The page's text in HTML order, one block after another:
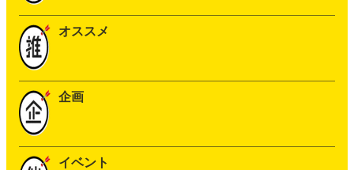
オススメ
企画
イベント